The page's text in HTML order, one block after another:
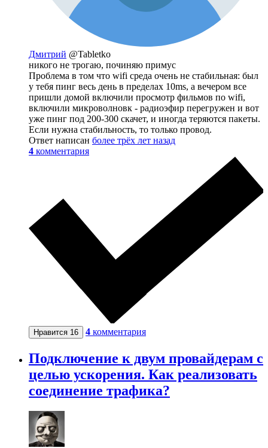
Дмитрий @Tabletko
никого не трогаю, починяю примус
Проблема в том что wifi среда очень не стабильная: был
у тебя пинг весь день в пределах 10ms, а вечером все
пришли домой включили просмотр фильмов по wifi,
включили микроволновк - радиоэфир перегружен и вот
уже пинг под 200-300 скачет, и иногда теряются пакеты.
Если нужна стабильность, то только провод.
Ответ написан более трёх лет назад
4 комментария
Нравится 16 4 комментария
Подключение к двум провайдерам с
целью ускорения. Как реализовать
соединение трафика?